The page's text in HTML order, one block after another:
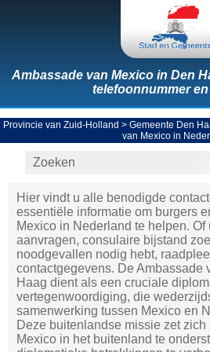
Ambassade van Mexico in Den
telefoonnummer
Provincie van Zuid-Holland > Gemeente Den
van Mexico in
Hier vindt u alle benodigde
essentiële informatie om burgers
Mexico in Nederland te helpen.
aanvragen, consulaire bijstand
noodgevallen nodig hebt,
contactgegevens. De Ambassade
Haag dient als een cruciale
vertegenwoordiging, die
samenwerking tussen Mexico en
Deze buitenlandse missie zet zich
Mexico in het buitenland te